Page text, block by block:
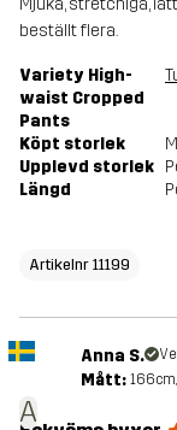
Mjuka, stretchiga,
beställt flera.
Variety High-
waist Cropped
Pants
Köpt storlek M
Upplevd storlek
Längd
Artikelnr 11199
A
Anna S.
Mått: